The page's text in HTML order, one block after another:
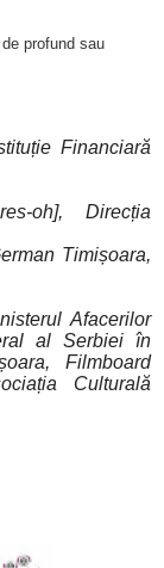
profund sau
Financiară
oh], Direcția
Afacerilor
al Serbiei în
Filmboard
Culturală